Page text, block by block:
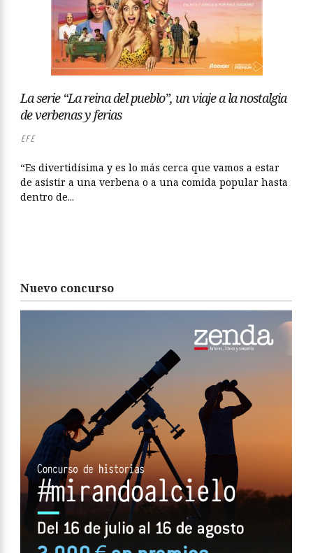
La serie “La reina del pueblo”, un viaje a la nostalgia
de verbenas y ferias
EFE
“Es divertidísima y es lo más cerca que vamos a estar
de asistir a una verbena o a una comida popular hasta
dentro de...
Nuevo concurso